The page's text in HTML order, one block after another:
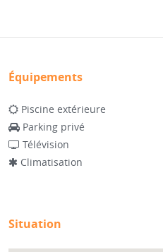
Équipements
Piscine extérieure
Parking privé
Télévision
Climatisation
Situation